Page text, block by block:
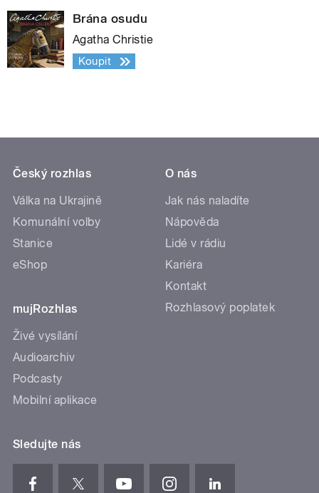
Brána osudu
Agatha Christie
Koupit
Český rozhlas
Válka na Ukrajině
Komunální volby
Stanice
eShop
mujRozhlas
Živé vysílání
Audioarchiv
Podcasty
Mobilní aplikace
O nás
Jak nás naladíte
Nápověda
Lidé v rádiu
Kariéra
Kontakt
Rozhlasový poplatek
Sledujte nás